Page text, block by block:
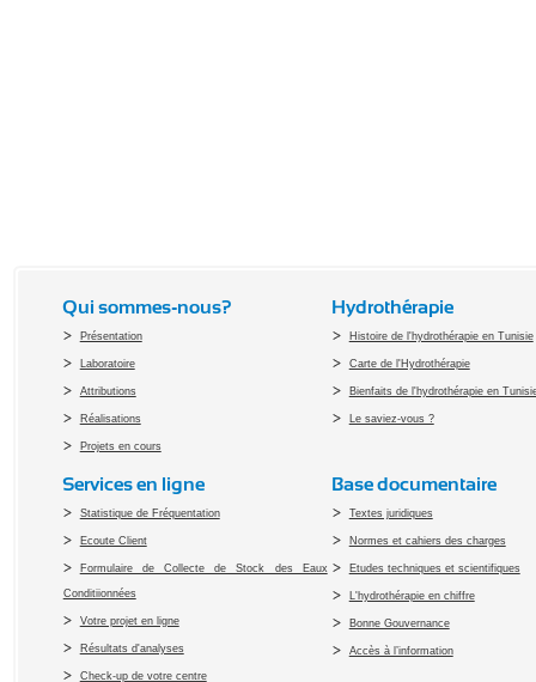
Qui sommes-nous?
Présentation
Laboratoire
Attributions
Réalisations
Projets en cours
Hydrothérapie
Histoire de l'hydrothérapie en Tunisie
Carte de l'Hydrothérapie
Bienfaits de l'hydrothérapie en
Le saviez-vous ?
Services en ligne
Statistique de Fréquentation
Ecoute Client
Formulaire de Collecte de Stock des Eaux
Conditiionnées
Votre projet en ligne
Résultats d'analyses
Check-up de votre centre
Base documentaire
Textes juridiques
Normes et cahiers des charges
Etudes techniques et scientifiques
L'hydrothérapie en chiffre
Bonne Gouvernance
Accès à l’information